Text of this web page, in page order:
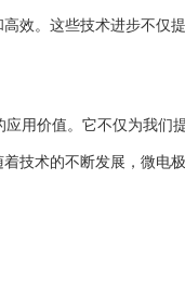
效。这些技术进步不仅
用价值。它不仅为我们
技术的不断发展，微电